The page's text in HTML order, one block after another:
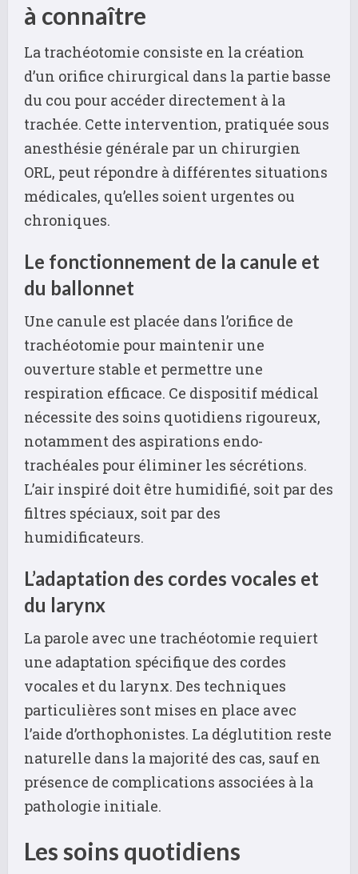
à connaître
La trachéotomie consiste en la création
d’un orifice chirurgical dans la partie basse
du cou pour accéder directement à la
trachée. Cette intervention, pratiquée sous
anesthésie générale par un chirurgien
ORL, peut répondre à différentes situations
médicales, qu’elles soient urgentes ou
chroniques.
Le fonctionnement de la canule et
du ballonnet
Une canule est placée dans l’orifice de
trachéotomie pour maintenir une
ouverture stable et permettre une
respiration efficace. Ce dispositif médical
nécessite des soins quotidiens rigoureux,
notamment des aspirations endo-
trachéales pour éliminer les sécrétions.
L’air inspiré doit être humidifié, soit par des
filtres spéciaux, soit par des
humidificateurs.
L’adaptation des cordes vocales et
du larynx
La parole avec une trachéotomie requiert
une adaptation spécifique des cordes
vocales et du larynx. Des techniques
particulières sont mises en place avec
l’aide d’orthophonistes. La déglutition reste
naturelle dans la majorité des cas, sauf en
présence de complications associées à la
pathologie initiale.
Les soins quotidiens